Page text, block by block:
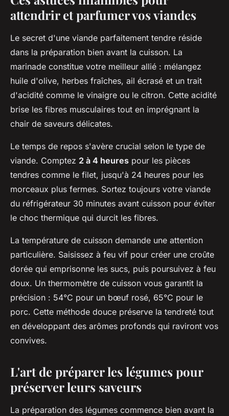
attendrir et parfumer vos viandes
Le secret d'une viande parfaitement tendre réside
dans la préparation bien avant la cuisson. La
marinade constitue votre meilleur allié : mélangez
huile d'olive, herbes fraîches, ail écrasé et un trait
d'acidité comme le vinaigre ou le citron. Cette acidité
brise les fibres musculaires tout en imprégnant la
chair de saveurs délicates.
Le temps de repos s'avère crucial selon le type de
viande. Comptez 2 à 4 heures pour les pièces
tendres comme le filet, jusqu'à 24 heures pour les
morceaux plus fermes. Sortez toujours votre viande
du réfrigérateur 30 minutes avant cuisson pour éviter
le choc thermique qui durcit les fibres.
La température de cuisson demande une attention
particulière. Saisissez à feu vif pour créer une croûte
dorée qui emprisonne les sucs, puis poursuivez à feu
doux. Un thermomètre de cuisson vous garantit la
précision : 54°C pour un bœuf rosé, 65°C pour le
porc. Cette méthode douce préserve la tendreté tout
en développant des arômes profonds qui raviront vos
convives.
L'art de préparer les légumes pour
préserver leurs saveurs
La préparation des légumes commence bien avant la